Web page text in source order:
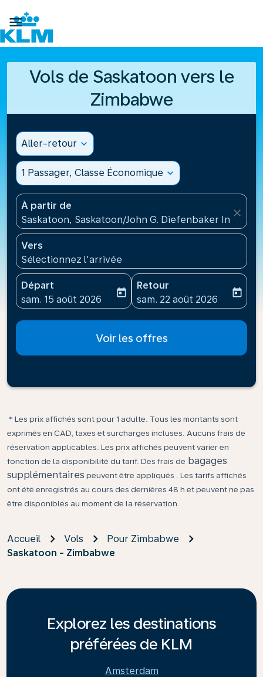

Vols de Saskatoon vers le
Zimbabwe
Aller-retour expand_more
1 Passager, Classe Économique expand_more
À partir de
Saskatoon, Saskatoon/John G. Diefenbaker
close
Vers
Sélectionnez l'arrivée
Départ
fc-booking-departure-date-aria-label
sam. 15 août 2026
today
Retour
fc-booking-return-date-
sam. 22 août 2026
today
Voir les offres
* Les prix affichés sont pour 1 adulte. Tous les montants sont
exprimés en CAD, taxes et surcharges incluses. Aucuns frais de
réservation applicables. Les prix affichés peuvent varier en
fonction de la disponibilité du tarif. Des frais de bagages
supplémentaires peuvent être appliqués . Les tarifs affichés
ont été enregistrés au cours des dernières 48 h et peuvent ne pas
être disponibles au moment de la réservation.
Accueil Vols
Pour Zimbabwe
Saskatoon - Zimbabwe
Explorez les destinations
préférées de KLM
Amsterdam